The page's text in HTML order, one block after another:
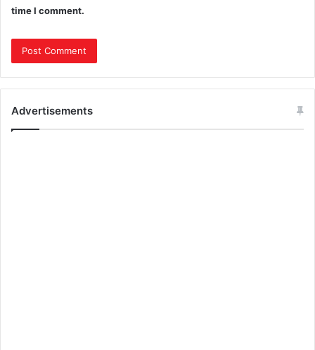
time I comment.
Advertisements